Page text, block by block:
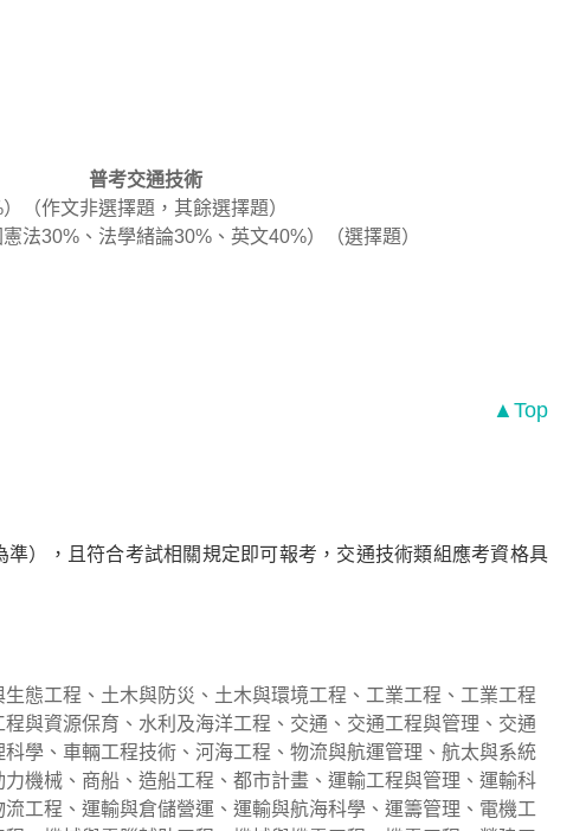
普考交通技術
（作文非選擇題，其餘選擇題）
法30%、法學緒論30%、英文40%）（選擇題）
▲Top
），且符合考試相關規定即可報考，交通技術類組應考資格具
態工程、土木與防災、土木與環境工程、工業工程、工業工程
與資源保育、水利及海洋工程、交通、交通工程與管理、交通
學、車輛工程技術、河海工程、物流與航運管理、航太與系統
機械、商船、造船工程、都市計畫、運輸工程與管理、運輸科
工程、運輸與倉儲營運、運輸與航海科學、運籌管理、電機工